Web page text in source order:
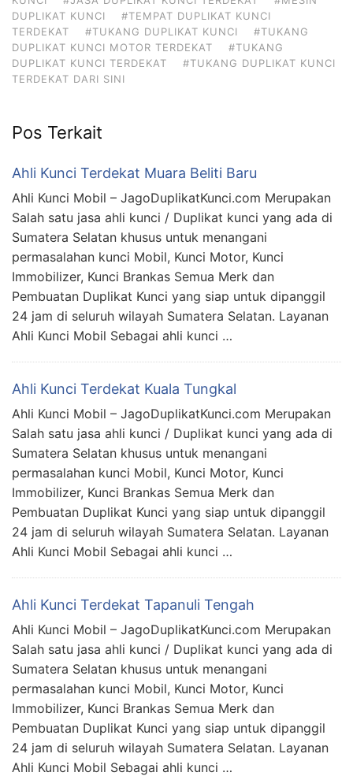
DUPLIKAT KUNCI
#TEMPAT DUPLIKAT KUNCI
TERDEKAT
#TUKANG DUPLIKAT KUNCI
#TUKANG
DUPLIKAT KUNCI MOTOR TERDEKAT
#TUKANG
DUPLIKAT KUNCI TERDEKAT
#TUKANG DUPLIKAT KUNCI
TERDEKAT DARI SINI
Pos Terkait
Ahli Kunci Terdekat Muara Beliti Baru
Ahli Kunci Mobil – JagoDuplikatKunci.com Merupakan
Salah satu jasa ahli kunci / Duplikat kunci yang ada di
Sumatera Selatan khusus untuk menangani
permasalahan kunci Mobil, Kunci Motor, Kunci
Immobilizer, Kunci Brankas Semua Merk dan
Pembuatan Duplikat Kunci yang siap untuk dipanggil
24 jam di seluruh wilayah Sumatera Selatan. Layanan
Ahli Kunci Mobil Sebagai ahli kunci …
Ahli Kunci Terdekat Kuala Tungkal
Ahli Kunci Mobil – JagoDuplikatKunci.com Merupakan
Salah satu jasa ahli kunci / Duplikat kunci yang ada di
Sumatera Selatan khusus untuk menangani
permasalahan kunci Mobil, Kunci Motor, Kunci
Immobilizer, Kunci Brankas Semua Merk dan
Pembuatan Duplikat Kunci yang siap untuk dipanggil
24 jam di seluruh wilayah Sumatera Selatan. Layanan
Ahli Kunci Mobil Sebagai ahli kunci …
Ahli Kunci Terdekat Tapanuli Tengah
Ahli Kunci Mobil – JagoDuplikatKunci.com Merupakan
Salah satu jasa ahli kunci / Duplikat kunci yang ada di
Sumatera Selatan khusus untuk menangani
permasalahan kunci Mobil, Kunci Motor, Kunci
Immobilizer, Kunci Brankas Semua Merk dan
Pembuatan Duplikat Kunci yang siap untuk dipanggil
24 jam di seluruh wilayah Sumatera Selatan. Layanan
Ahli Kunci Mobil Sebagai ahli kunci …